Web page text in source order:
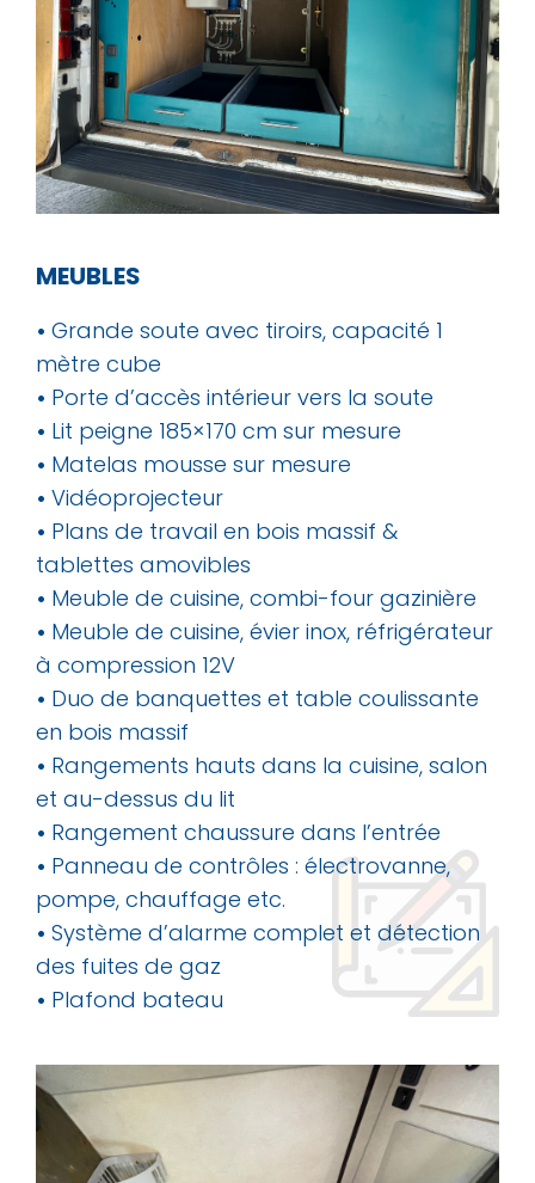
MEUBLES
• Grande soute avec tiroirs, capacité 1
mètre cube
• Porte d’accès intérieur vers la soute
• Lit peigne 185×170 cm sur mesure
• Matelas mousse sur mesure
• Vidéoprojecteur
• Plans de travail en bois massif &
tablettes amovibles
• Meuble de cuisine, combi-four gazinière
• Meuble de cuisine, évier inox, réfrigérateur
à compression 12V
• Duo de banquettes et table coulissante
en bois massif
• Rangements hauts dans la cuisine, salon
et au-dessus du lit
• Rangement chaussure dans l’entrée
• Panneau de contrôles : électrovanne,
pompe, chauffage etc.
• Système d’alarme complet et détection
des fuites de gaz
• Plafond bateau